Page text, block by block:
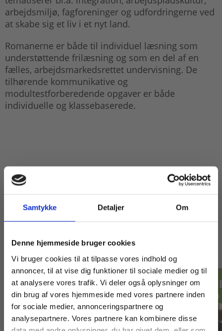
Samtykke Detaljer Om
Denne hjemmeside bruger cookies
Vi bruger cookies til at tilpasse vores indhold og
annoncer, til at vise dig funktioner til sociale medier og til
at analysere vores trafik. Vi deler også oplysninger om
din brug af vores hjemmeside med vores partnere inden
for sociale medier, annonceringspartnere og
analysepartnere. Vores partnere kan kombinere disse
arbejdsmiljø, fagforeninger og udfordringerne ved
at skabe sig et liv i et nyt land.
Romanerne er både til individuel læsning som
understøttende frilæsning og som en del af en
fælles, arbejdsmarkedsrettet undervisning. De
tilhørende kommunikative og
modultestforberedende opgaver er både
individuelle og klassebaserede.
Titler i serien
Forudbestilling
Køb læremidler og find masterclasses mm.
Fortsæt som:
For privatkunder og
studerende. Du får
For institutioner og
virksomheder. Du